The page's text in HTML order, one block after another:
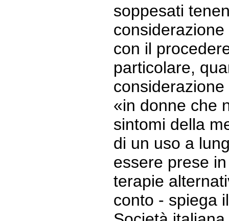
soppesati
considerazione
con il
particolare,
considerazione
«in donne che
sintomi della
di un uso a
essere prese
terapie
conto - spiega